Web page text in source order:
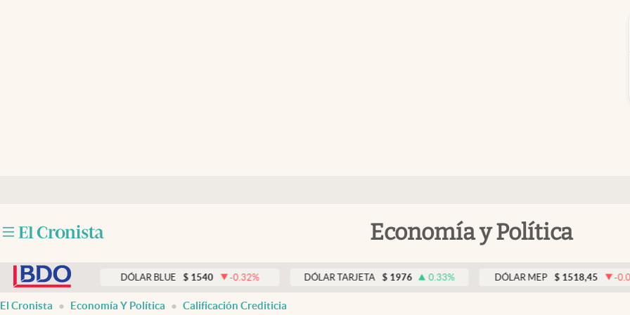
Economía y Política
Otras secciones
0.33% DÓLAR BLUE $ 1540 -0.32 % DÓLAR TARJETA $ 1976 0.33% DÓLAR MEP $ 1518,45 -0.05 %
El Cronista Economía Y Política Calificación Crediticia